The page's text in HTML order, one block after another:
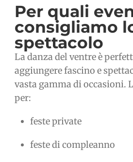
Per quali
consigliamo
spettacolo
La danza del ventre è
aggiungere fascino e
vasta gamma di occasioni.
per:
feste private
feste di compleanno